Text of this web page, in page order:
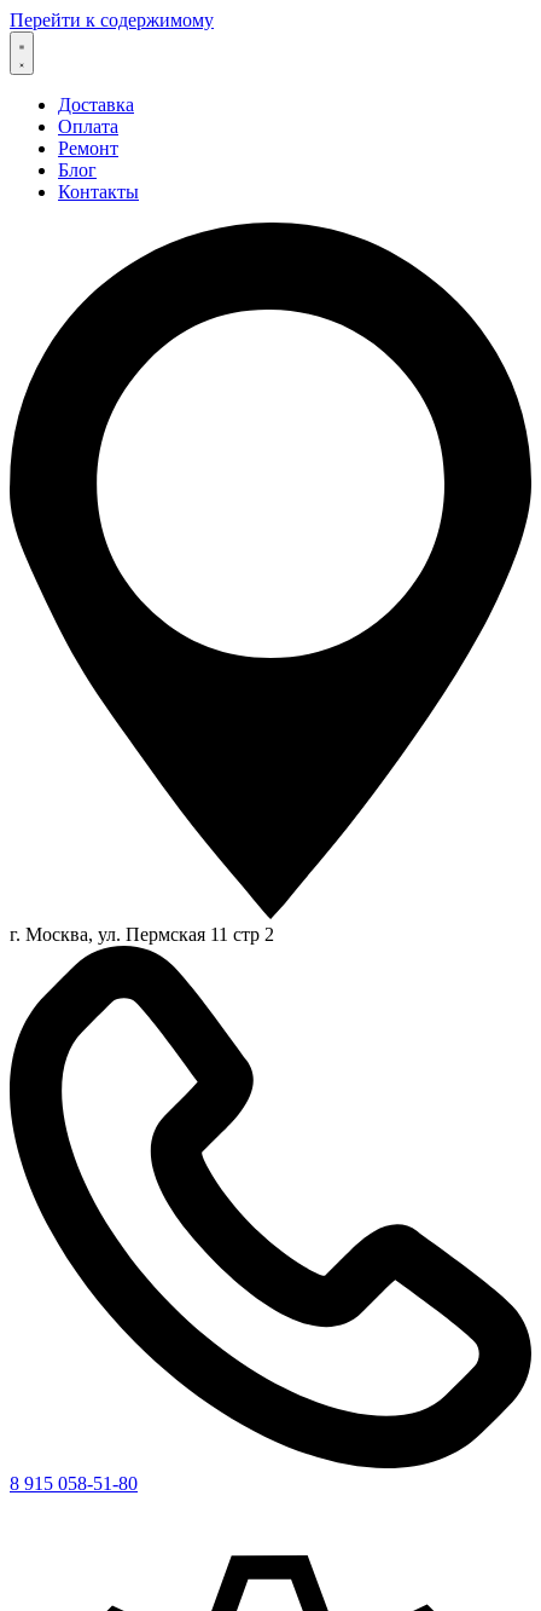
Перейти к содержимому
Доставка
Оплата
Ремонт
Блог
Контакты
г. Москва, ул. Пермская 11 стр 2
8 915 058-51-80